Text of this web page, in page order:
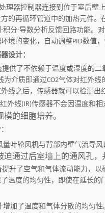
理器控制器连接到位于室后壁
的再循环管道中的加热元件
-积分-导数分析反馈回路功能。对
境的变化，自动调整PID数值
设计：
提供了不依赖于温度或湿度的
为介质即通过CO2气体对红外线
线之后，传感器就可以检测
外线(IR)传感器不会因温度和
的细胞培养。
：
叶轮风机与背部内壁气流导
迫通过后室墙上的通风孔
提升了空气和气体流动能力，
温度的均匀性，即使在延长的
增加了温度和气体分散的均匀